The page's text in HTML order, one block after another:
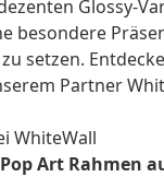
Glossy-
besondere
setzen.
Partner
WhiteWall
Art Rahmen